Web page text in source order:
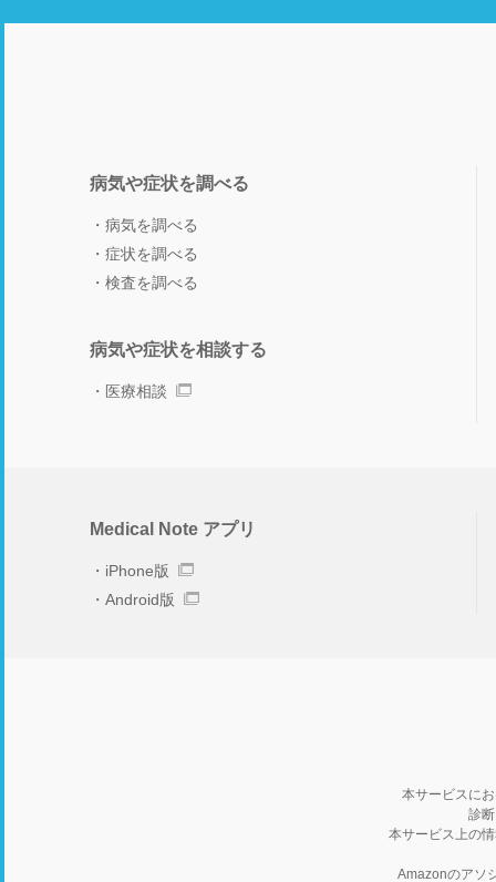
病気や症状を調べる
病気を調べる
症状を調べる
検査を調べる
病気や症状を相談する
医療相談
Medical Note アプリ
iPhone版
Android版
本サービスに
診
本サービス上の
Amazonのアソ